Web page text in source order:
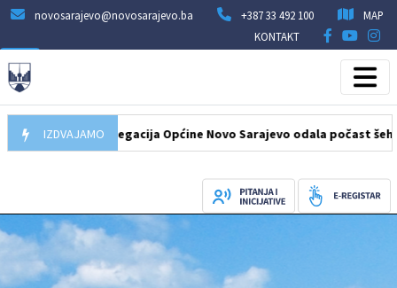
novosarajevo@novosarajevo.ba +387 33 492 100
MAP
KONTAKT
IZDVAJAMO
Delegacija Općine Novo Sarajevo odala počast šehidima i